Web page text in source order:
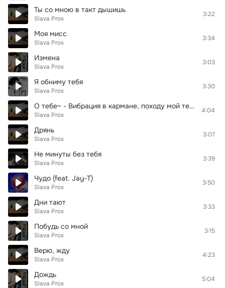
Ты со мною в такт дышишь
Slava Prox
3:22
Моя мисс
Slava Prox
3:34
Измена
Slava Prox
3:03
Я обниму тебя
Slava Prox
3:30
О тебе~ - Вибрация в кармане, походу мой телефон Она звонит, мой любимый рингтон, смотрю на дисплей, ОНА
Slava Prox
4:04
Дрянь
Slava Prox
3:07
Не минуты без тебя
Slava Prox
3:39
Чудо (feat. Jay-T)
Slava Prox
3:50
Дни тают
Slava Prox
3:33
Побудь со мной
Slava Prox
3:15
Верю, жду
Slava Prox
4:23
Дождь
Slava Prox
5:04